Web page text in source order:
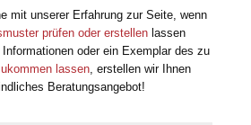
mit unserer Erfahrung zur Seite, wenn
prüfen oder erstellen lassen
oder ein Exemplar des zu
lassen, erstellen wir Ihnen
Beratungsangebot!